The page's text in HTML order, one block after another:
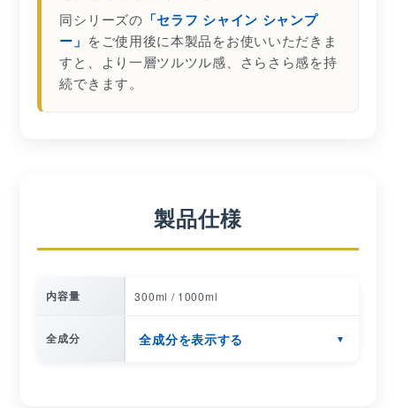
同シリーズの 「セラフ シャイン シャンプ
ー」 をご使用後に本製品をお使いいただきま
すと、より一層ツルツル感、さらさら感を持
続できます。
製品仕様
内容量 300ml / 1000ml
全成分 全成分を表示する